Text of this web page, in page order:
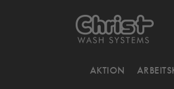
AKTION